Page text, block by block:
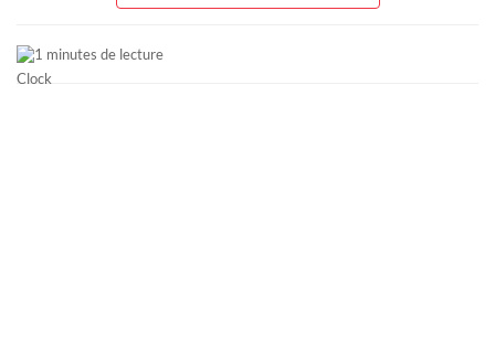
1 minutes de lecture